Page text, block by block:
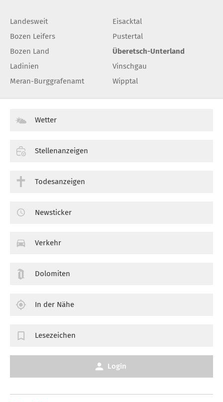
Landesweit
Bozen Leifers
Bozen Land
Ladinien
Meran-Burggrafenamt
Eisacktal
Pustertal
Überetsch-Unterland
Vinschgau
Wipptal
Wetter
Stellenanzeigen
Todesanzeigen
Newsticker
Verkehr
Dolomiten
In der Nähe
Lesezeichen
Login